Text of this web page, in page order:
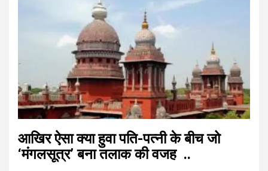
आखिर ऐसा क्या हुवा पति-पत्नी के बीच जो
‘मंगलसूत्र’ बना तलाक की वजह ..